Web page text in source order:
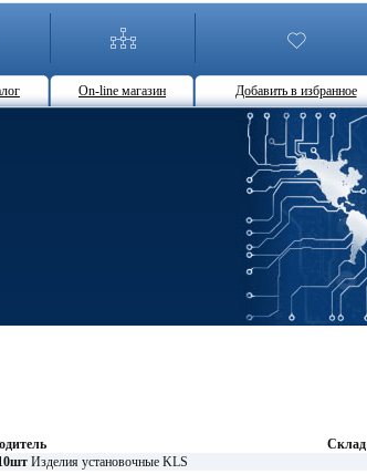
On-line магазин Добавить в избранное
Склад
Изделия установочные KLS